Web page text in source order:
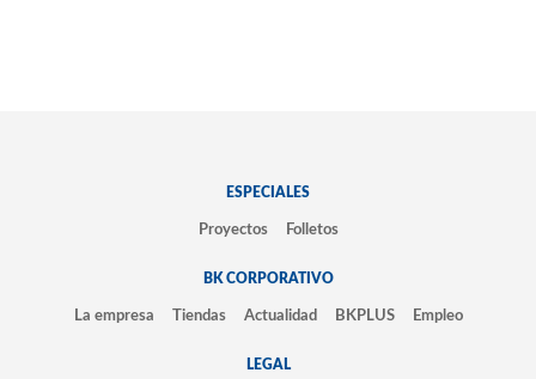
ESPECIALES
Proyectos Folletos
BK CORPORATIVO
La empresa Tiendas Actualidad BKPLUS Empleo
LEGAL